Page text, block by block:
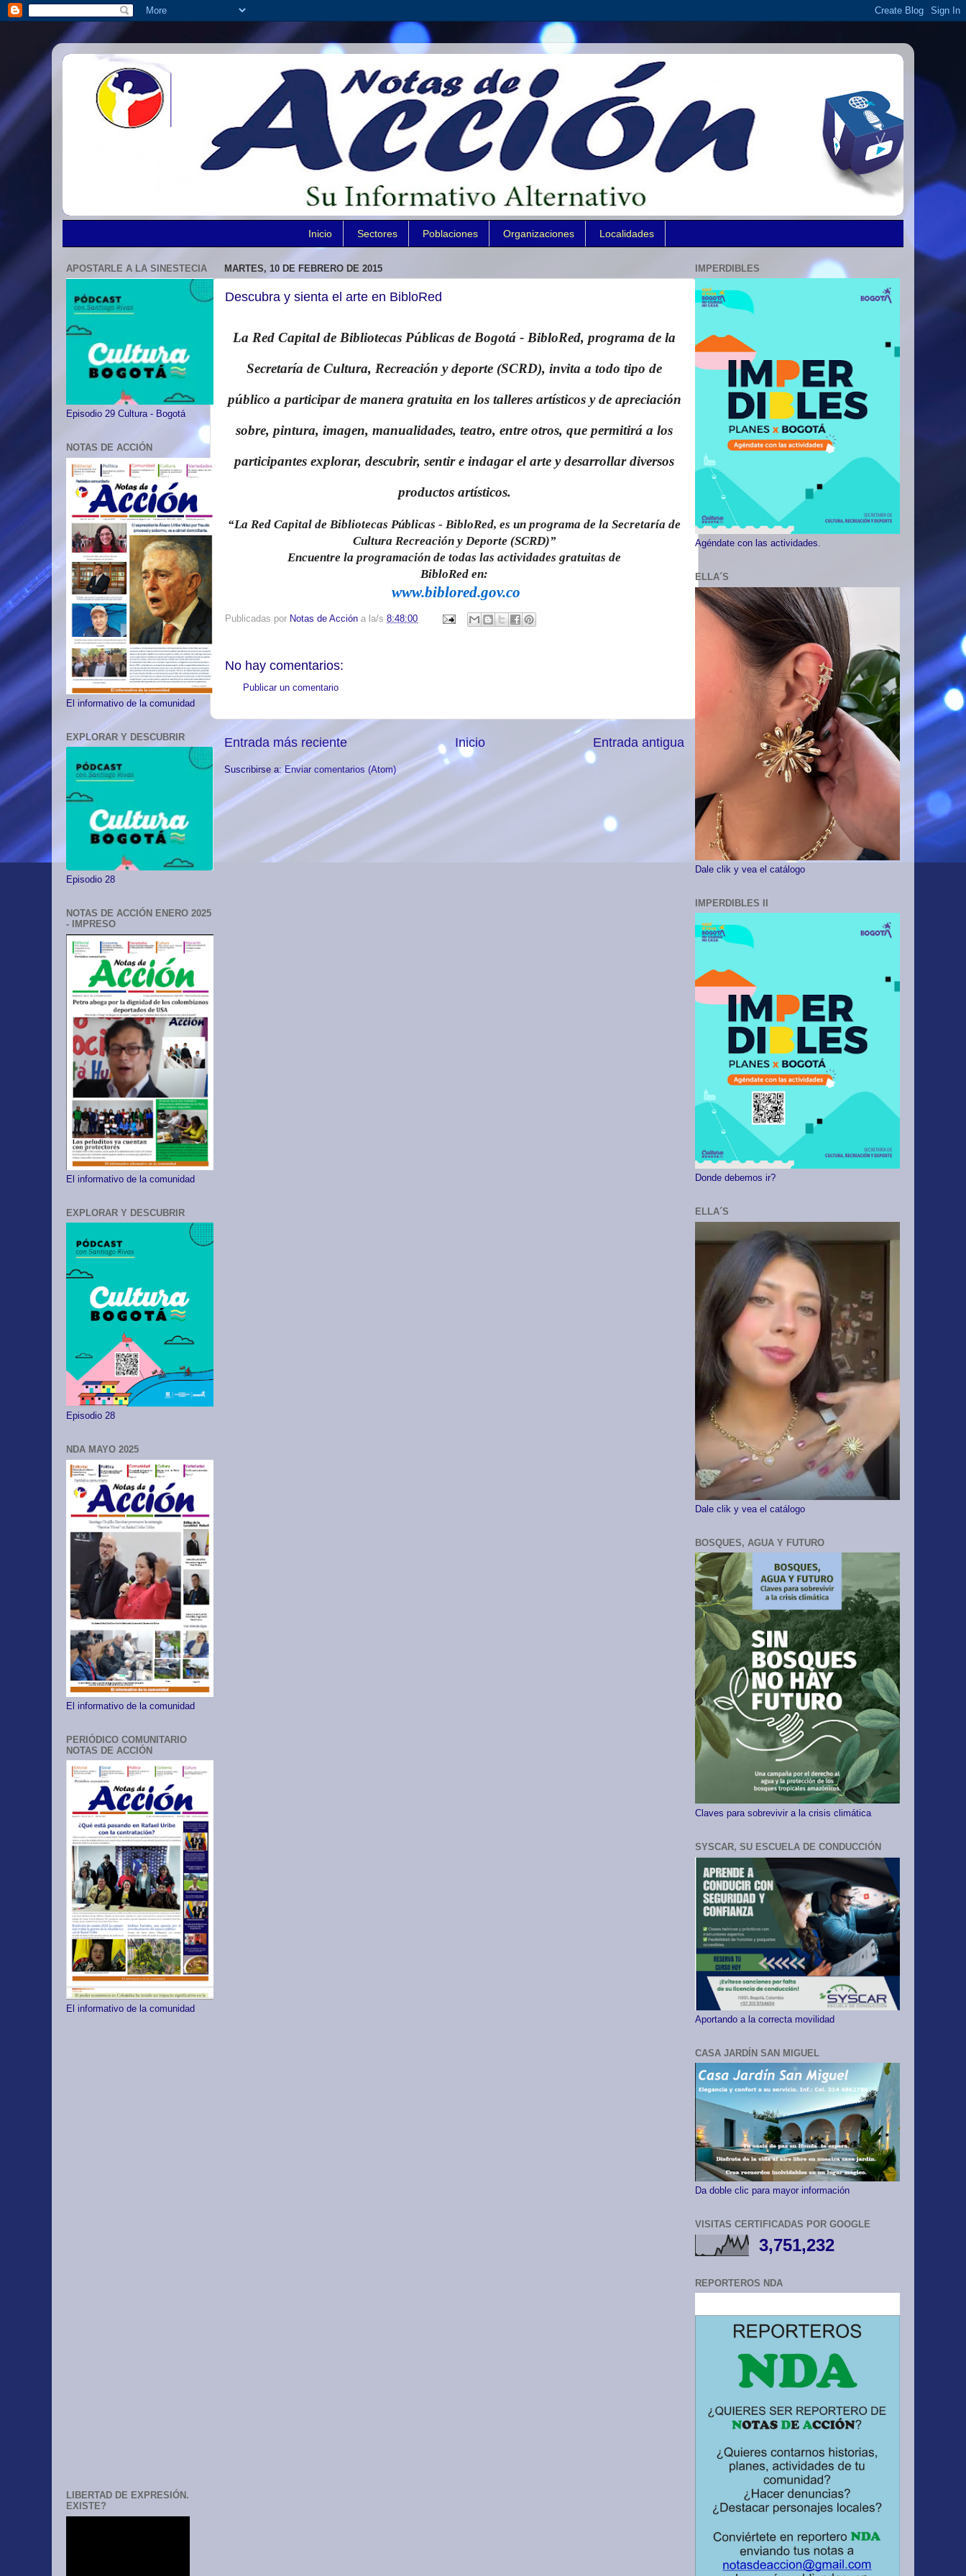
Inicio Sectores Poblaciones Organizaciones Localidades
MARTES, 10 DE FEBRERO DE 2015
Descubra y sienta el arte en BibloRed
La Red Capital de Bibliotecas Públicas de Bogotá - BibloRed, programa de la
Secretaría de Cultura, Recreación y deporte (SCRD), invita a todo tipo de
público a participar de manera gratuita en los talleres artísticos y de apreciación
sobre, pintura, imagen, manualidades, teatro, entre otros, que permitirá a los
participantes explorar, descubrir, sentir e indagar el arte y desarrollar diversos
productos artísticos.
“La Red Capital de Bibliotecas Públicas - BibloRed, es un programa de la Secretaría de
Cultura Recreación y Deporte (SCRD)”
Encuentre la programación de todas las actividades gratuitas de
BibloRed en:
www.biblored.gov.co
Publicadas por Notas de Acción a la/s 8:48:00
No hay comentarios:
Publicar un comentario
Entrada más reciente Entrada antigua
Inicio
Suscribirse a:Enviar comentarios (Atom)
APOSTARLE A LA SINESTECIA
Episodio 29 Cultura - Bogotá
NOTAS DE ACCIÓN
El informativo de la comunidad
EXPLORAR Y DESCUBRIR
Episodio 28
NOTAS DE ACCIÓN ENERO 2025
- IMPRESO
El informativo de la comunidad
EXPLORAR Y DESCUBRIR
Episodio 28
NDA MAYO 2025
El informativo de la comunidad
PERIÓDICO COMUNITARIO
NOTAS DE ACCIÓN
El informativo de la comunidad
LIBERTAD DE EXPRESIÓN.
EXISTE?
IMPERDIBLES
Agéndate con las actividades.
ELLA´S
Dale clik y vea el catálogo
IMPERDIBLES II
Donde debemos ir?
ELLA´S
Dale clik y vea el catálogo
BOSQUES, AGUA Y FUTURO
Claves para sobrevivir a la crisis climática
SYSCAR, SU ESCUELA DE CONDUCCIÓN
Aportando a la correcta movilidad
CASA JARDÍN SAN MIGUEL
Da doble clic para mayor información
VISITAS CERTIFICADAS POR GOOGLE
3,751,232
REPORTEROS NDA